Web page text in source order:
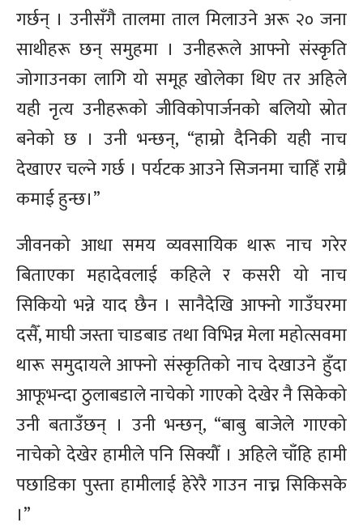
गर्छन् । उनीसँगै तालमा ताल मिलाउने अरू २० जना
साथीहरू छन् समुहमा । उनीहरूले आफ्नो संस्कृति
जोगाउनका लागि यो समूह खोलेका थिए तर अहिले
यही नृत्य उनीहरूको जीविकोपार्जनको बलियो स्रोत
बनेको छ । उनी भन्छन्, “हाम्रो दैनिकी यही नाच
देखाएर चल्ने गर्छ । पर्यटक आउने सिजनमा चाहिँ राम्रै
कमाई हुन्छ।”
जीवनको आधा समय व्यवसायिक थारू नाच गरेर
बिताएका महादेवलाई कहिले र कसरी यो नाच
सिकियो भन्ने याद छैन । सानैदेखि आफ्नो गाउँघरमा
दसैँ, माघी जस्ता चाडबाड तथा विभिन्न मेला महोत्सवमा
थारू समुदायले आफ्नो संस्कृतिको नाच देखाउने हुँदा
आफूभन्दा ठुलाबडाले नाचेको गाएको देखेर नै सिकेको
उनी बताउँछन् । उनी भन्छन्, “बाबु बाजेले गाएको
नाचेको देखेर हामीले पनि सिक्यौँ । अहिले चाँहि हामी
पछाडिका पुस्ता हामीलाई हेरेरै गाउन नाच्न सिकिसके
।”